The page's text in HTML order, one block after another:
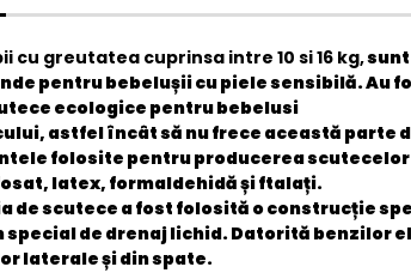
cu greutatea cuprinsa intre 10 si 16 kg,
pentru bebelușii cu piele sensibilă. Au
ecologice pentru bebelusi
astfel încât să nu frece această
folosite pentru producerea
latex, formaldehidă și ftalați.
de scutece a fost folosită o construcție
de drenaj lichid. Datorită benzilor
laterale și din spate.